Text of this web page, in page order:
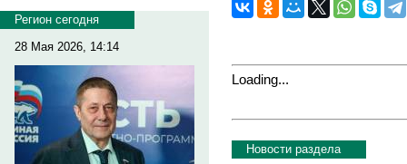
Регион сегодня
28 Мая 2026, 14:14
Loading...
Новости раздела